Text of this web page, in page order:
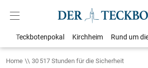
Teckbotenpokal Kirchheim Rund um
Home 30 517 Stunden für die Sicherheit